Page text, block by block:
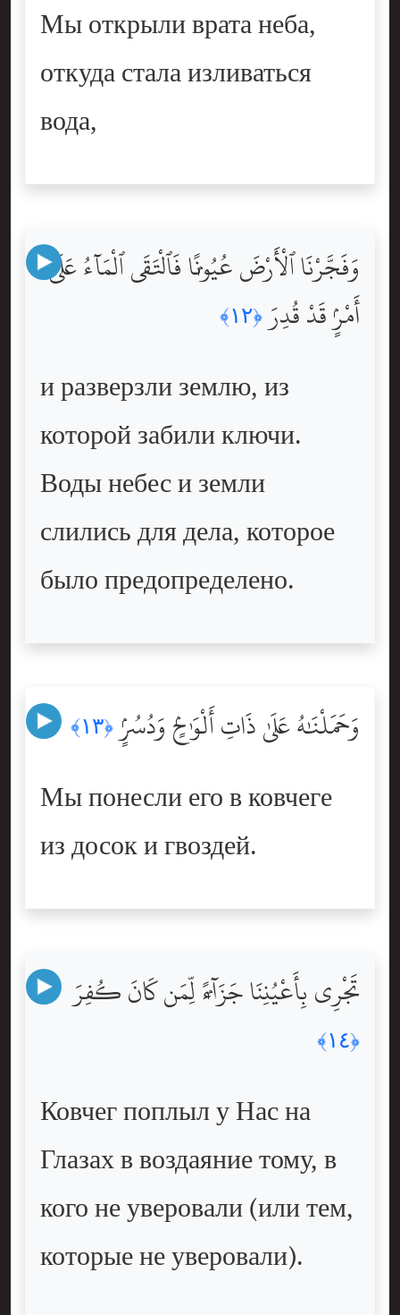
Мы открыли врата неба,
откуда стала изливаться
вода,
وَفَجَّرْنَا ٱلْأَرْضَ عُيُونًۭا فَٱلْتَقَى ٱلْمَآءُ عَلَىٰٓ
أَمْرٍۢ قَدْ قُدِرَ ﴿١٢﴾
и разверзли землю, из
которой забили ключи.
Воды небес и земли
слились для дела, которое
было предопределено.
وَحَمَلْنَٰهُ عَلَىٰ ذَاتِ أَلْوَٰحٍۢ وَدُسُرٍۢ ﴿١٣﴾
Мы понесли его в ковчеге
из досок и гвоздей.
تَجْرِى بِأَعْيُنِنَا جَزَآءًۭ لِّمَن كَانَ كُفِرَ
﴿١٤﴾
Ковчег поплыл у Нас на
Глазах в воздаяние тому, в
кого не уверовали (или тем,
которые не уверовали).